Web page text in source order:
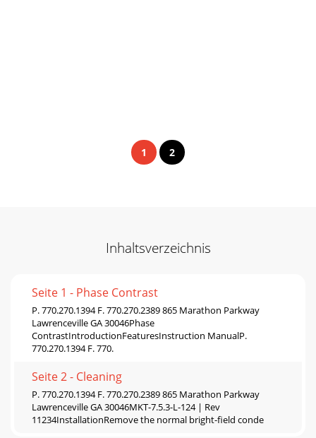
1 2
Inhaltsverzeichnis
Seite 1 - Phase Contrast
P. 770.270.1394 F. 770.270.2389 865 Marathon Parkway
Lawrenceville GA 30046Phase
ContrastIntroductionFeaturesInstruction ManualP.
770.270.1394 F. 770.
Seite 2 - Cleaning
P. 770.270.1394 F. 770.270.2389 865 Marathon Parkway
Lawrenceville GA 30046MKT-7.5.3-L-124 | Rev
11234InstallationRemove the normal bright-field conde